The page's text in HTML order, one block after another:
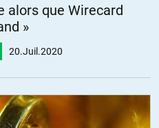
alors que Wirecard
»
20.Juil.2020